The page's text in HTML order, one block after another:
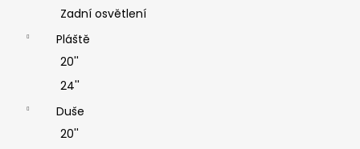
Zadní osvětlení
Pláště
20''
24''
Duše
20''